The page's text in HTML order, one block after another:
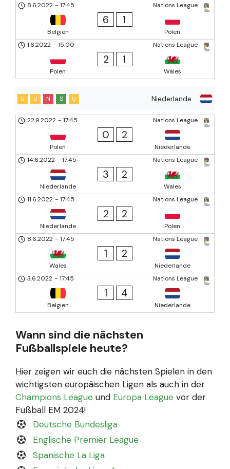
Nations League
8.6.2022 - 17:45
Belgien
6 1
Polen
Nations League
1.6.2022 - 15:00
Polen
2 1
Wales
Niederlande
U U N S U
Nations League
22.9.2022 - 17:45
Polen
0 2
Niederlande
Nations League
14.6.2022 - 17:45
Niederlande
3 2
Wales
Nations League
11.6.2022 - 17:45
Niederlande
2 2
Polen
Nations League
8.6.2022 - 17:45
Wales
1 2
Niederlande
Nations League
3.6.2022 - 17:45
Belgien
1 4
Niederlande
Wann sind die nächsten
Fußballspiele heute?
Hier zeigen wir euch die nächsten Spielen in den
wichtigsten europäischen Ligen als auch in der
Champions League und Europa League vor der
Fußball EM 2024!
Deutsche Bundesliga
Englische Premier League
Spanische La Liga